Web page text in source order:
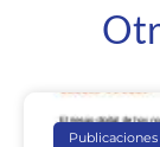
Publicaciones